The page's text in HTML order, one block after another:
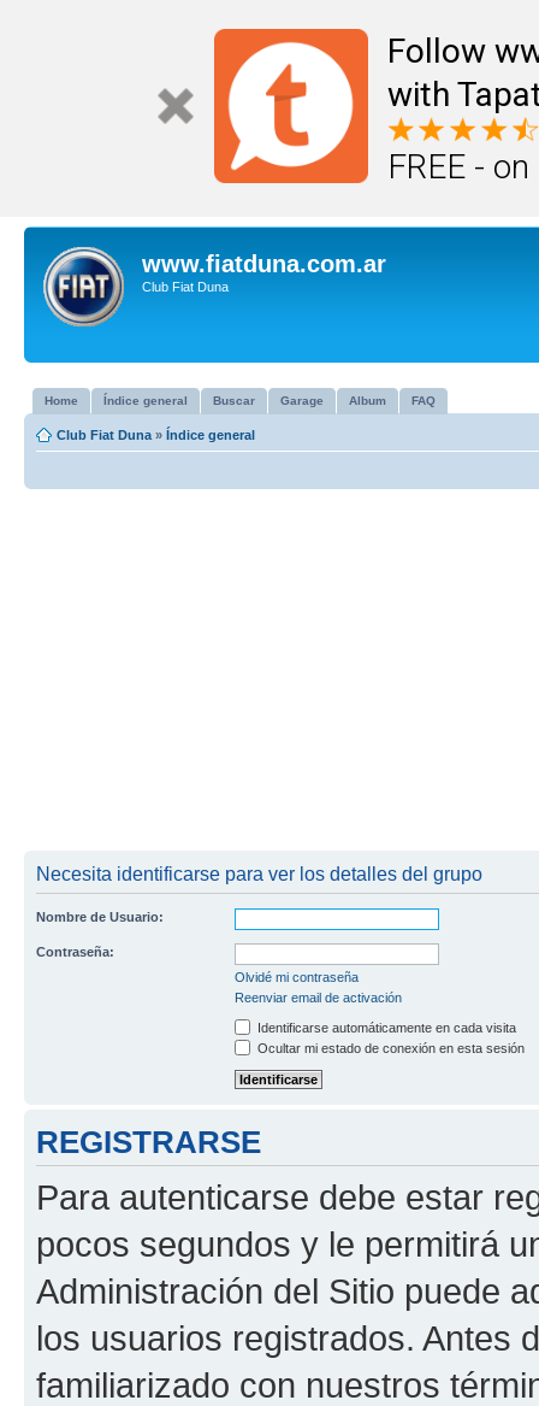
Follow
with
FREE -
www.fiatduna.com.ar
Club Fiat Duna
Home Índice general Buscar Garage Album FAQ
Club Fiat Duna » Índice general
Necesita identificarse para ver los detalles del grupo
Nombre de Usuario:
Contraseña:
Olvidé mi contraseña
Reenviar email de activación
Identificarse automáticamente en cada visita
Ocultar mi estado de conexión en esta sesión
REGISTRARSE
Para autenticarse debe estar
pocos segundos y le permitirá
Administración del Sitio puede
los usuarios registrados. Antes
familiarizado con nuestros